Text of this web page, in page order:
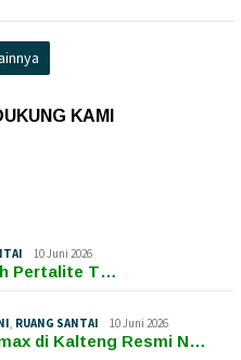
KAMI
10 Juni 2026
Pertalite T…
, RUANG SANTAI 10 Juni 2026
di Kalteng Resmi N…